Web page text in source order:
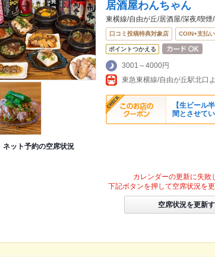
居酒屋わんちゃん
東横線/自由が丘/居酒屋/深夜/喫煙
口コミ投稿特典対象店 COIN+支払
ポイントつかえる
3001～4000円
【生ビール
間とさせて
ネット予約の空席状況
カレンダーの更新に失敗
下記ボタンを押して空席状況を更
空席状況を更新